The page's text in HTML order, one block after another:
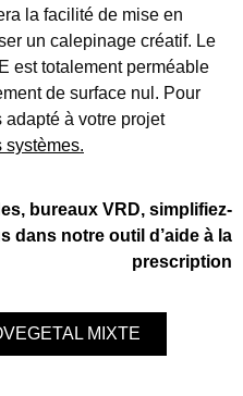
la facilité de mise en
un calepinage créatif. Le
est totalement perméable
de surface nul. Pour
à votre projet
systèmes.
bureaux VRD, simplifiez-
dans notre outil d’aide à la
prescription
MIXTE